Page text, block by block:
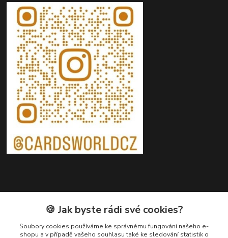
Kontakty
Petr Ježík
🍪 Jak byste rádi své cookies?
Soubory cookies používáme ke správnému fungování našeho e-
shopu a v případě vašeho souhlasu také ke sledování statistik o